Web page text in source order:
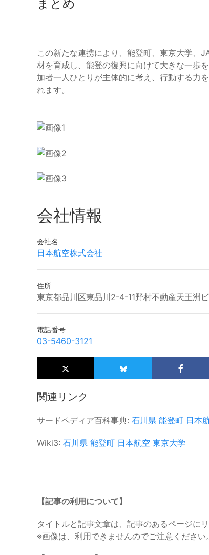
まとめ
この新たな連携により、能登町、東京大学、
材を育成し、能登の復興に向けて大きな一歩
加者一人ひとりが主体的に考え、行動する力
れます。
会社情報
会社名
日本航空株式会社
住所
東京都品川区東品川2-4-11野村不動産天王洲
電話番号
03-5460-3121
関連リンク
サードペディア百科事典: 石川県 能登町 日本
Wiki3: 石川県 能登町 日本航空 東京大学
【記事の利用について】
タイトルと記事文章は、記事のあるページに
※画像は、利用できませんのでご注意ください。